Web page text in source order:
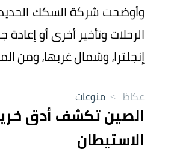
الرحلات وتأخير أخرى أو
إنجلترا، وشمال غربها، ومن
عكاظ > منوعات
الاستيطان